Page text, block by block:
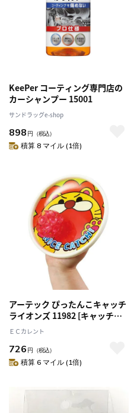
KeePer コーティング専門店の
カーシャンプー 15001
サンドラッグe-shop
898 円 （税込）
積算 8 マイル (1倍)
アーテック ぴったんこキャッチ
ライオンズ 11982 [キャッチボ
ール][吸盤ボール][スポーツ玩
品][屋内][屋外]
ＥＣカレント
726 円 （税込）
積算 6 マイル (1倍)